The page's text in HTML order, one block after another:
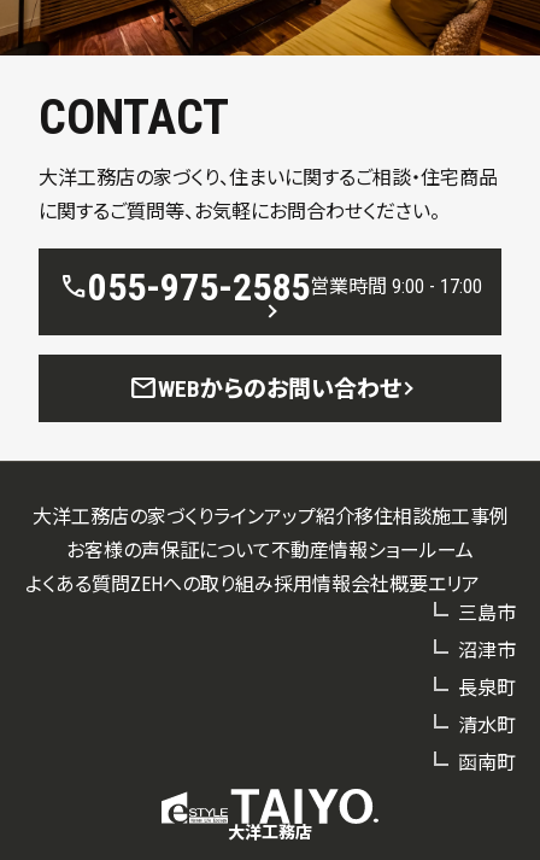
CONTACT
大洋工務店の家づくり、住まいに関するご相談・住宅商品
に関するご質問等、お気軽にお問合わせください。
call055-975-2585営業時間 9:00 - 17:00
mailWEBからのお問い合わせ
大洋工務店
大洋工務店の家づくりラインアップ紹介移住相談施工事例
お客様の声保証について不動産情報ショールーム
よくある質問ZEHへの取り組み採用情報会社概要エリア
三島市
沼津市
長泉町
清水町
函南町